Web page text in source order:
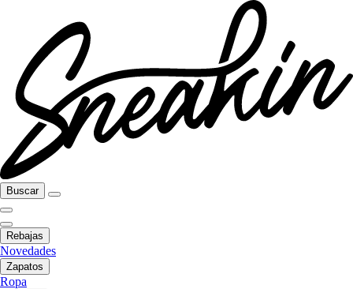
Buscar
Rebajas
Novedades
Zapatos
Ropa